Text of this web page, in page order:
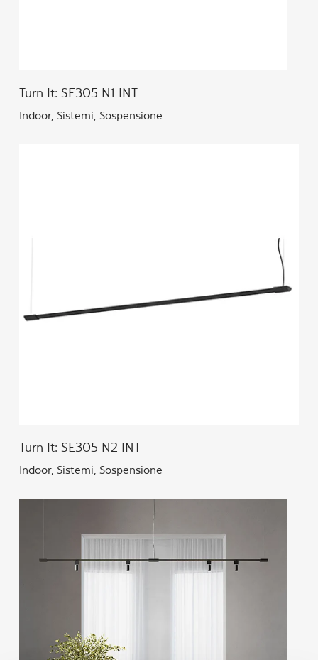
Turn It: SE305 N1 INT
Indoor, Sistemi, Sospensione
Turn It: SE305 N2 INT
Indoor, Sistemi, Sospensione